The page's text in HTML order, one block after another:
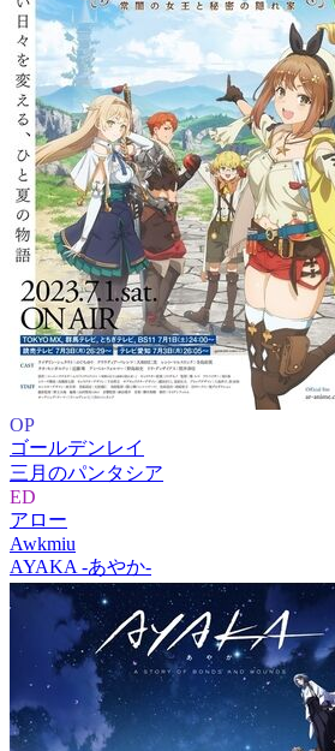
OP
ゴールデンレイ
三月のパンタシア
ED
アロー
Awkmiu
AYAKA ‐あやか‐